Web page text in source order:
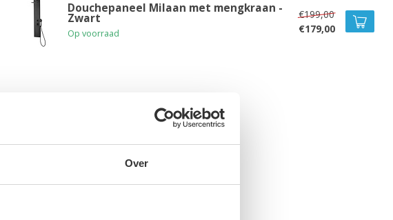
Over
Douchepaneel Milaan met mengkraan -
Zwart
Op voorraad
€199,00
€179,00